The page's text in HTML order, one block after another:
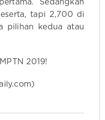
Sedangkan
tapi 2,700 di
pilihan kedua atau
2019!